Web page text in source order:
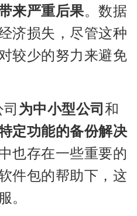
来严重后果。数据
济损失，尽管这种
较少的努力来避免
为中小型公司和
定功能的备份解决
也存在一些重要的
件包的帮助下，这
。